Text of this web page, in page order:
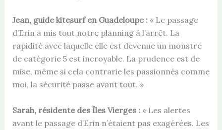
Jean, guide kitesurf en Guadeloupe :« Le passage
d’Erin a mis tout notre planning à l’arrêt. La
rapidité avec laquelle elle est devenue un monstre
de catégorie 5 est incroyable. La prudence est de
mise, même si cela contrarie les passionnés comme
moi, la sécurité passe avant tout. »
Sarah, résidente des Îles Vierges :« Les alertes
avant le passage d’Erin n’étaient pas exagérées. Les